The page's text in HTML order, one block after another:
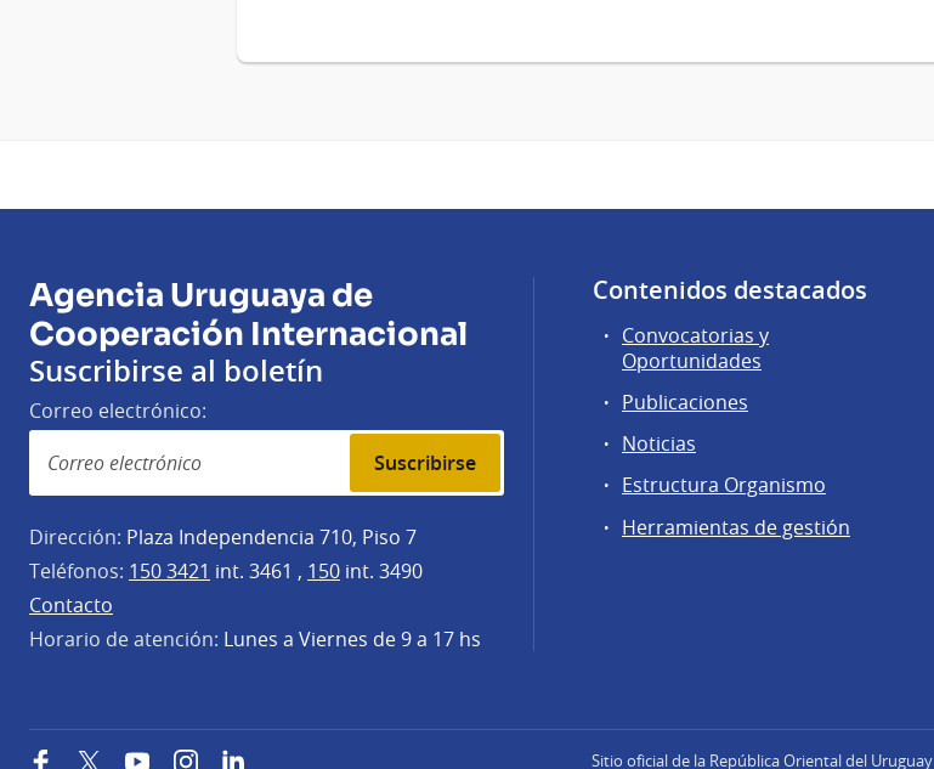
Agencia Uruguaya de
Cooperación Internacional
Suscribirse al boletín
Correo electrónico:
Suscribirse
Dirección: Plaza Independencia 710, Piso 7
Teléfonos: 150 3421 int. 3461 , 150 int. 3490
Contacto
Horario de atención: Lunes a Viernes de 9 a 17 hs
Contenidos destacados
Convocatorias y
Oportunidades
Publicaciones
Noticias
Estructura Organismo
Herramientas de gestión
FacebookTwitterYouTubeInstagram Sitio oficial de la República Oriental del Uruguay